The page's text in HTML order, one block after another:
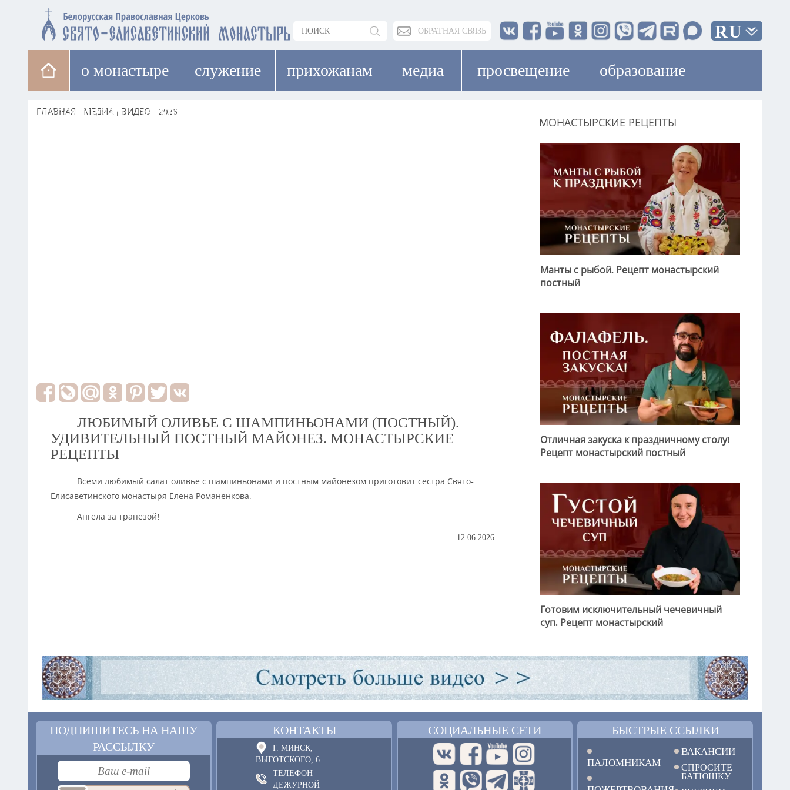
ОБРАТНАЯ СВЯЗЬ RU
о монастыре cлужение прихожанам медиа просвещение образование
паломникам лавка
ГЛАВНАЯ | МЕДИА | ВИДЕО | 2026
ЛЮБИМЫЙ ОЛИВЬЕ С ШАМПИНЬОНАМИ (ПОСТНЫЙ).
УДИВИТЕЛЬНЫЙ ПОСТНЫЙ МАЙОНЕЗ. МОНАСТЫРСКИЕ
РЕЦЕПТЫ
Всеми любимый салат оливье с шампиньонами и постным майонезом приготовит сестра Свято-
Елисаветинского монастыря Елена Романенкова.
Ангела за трапезой!
12.06.2026
МОНАСТЫРСКИЕ РЕЦЕПТЫ
Манты с рыбой. Рецепт монастырский
постный
Отличная закуска к праздничному столу!
Рецепт монастырский постный
Готовим исключительный чечевичный
суп. Рецепт монастырский
ПОДПИШИТЕСЬ НА НАШУ
РАССЫЛКУ
КОНТАКТЫ
Г. МИНСК,
ВЫГОТСКОГО, 6
ТЕЛЕФОН
ДЕЖУРНОЙ
СОЦИАЛЬНЫЕ СЕТИ БЫСТРЫЕ ССЫЛКИ
ПАЛОМНИКАМ
ВАКАНСИИ
СПРОСИТЕ
БАТЮШКУ